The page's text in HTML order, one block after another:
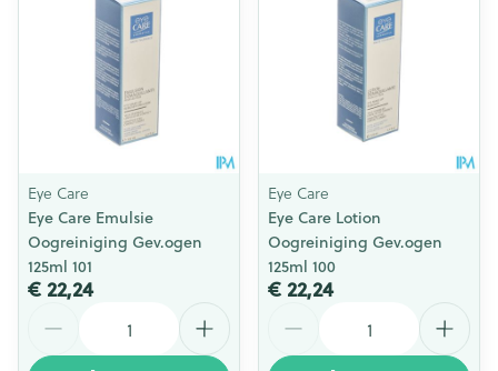
Eye Care
Eye Care Emulsie
Oogreiniging Gev.ogen
125ml 101
€ 22,24
Eye Care
Eye Care Lotion
Oogreiniging Gev.ogen
125ml 100
€ 22,24